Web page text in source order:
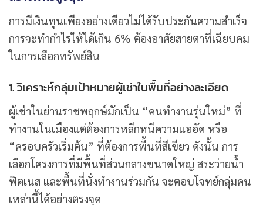
การมีเงินทุนเพียงอย่างเดียวไม่ได้รับประกันความสำเร็จ
การจะทำกำไรให้ได้เกิน 6% ต้องอาศัยสายตาที่เฉียบคม
ในการเลือกทรัพย์สิน
1. วิเคราะห์กลุ่มเป้าหมายผู้เช่าในพื้นที่อย่างละเอียด
ผู้เช่าในย่านราชพฤกษ์มักเป็น “คนทำงานรุ่นใหม่” ที่
ทำงานในเมืองแต่ต้องการหลีกหนีความแออัด หรือ
“ครอบครัวเริ่มต้น” ที่ต้องการพื้นที่สีเขียว ดังนั้น การ
เลือกโครงการที่มีพื้นที่ส่วนกลางขนาดใหญ่ สระว่ายน้ำ
ฟิตเนส และพื้นที่นั่งทำงานร่วมกัน จะตอบโจทย์กลุ่มคน
เหล่านี้ได้อย่างตรงจุด